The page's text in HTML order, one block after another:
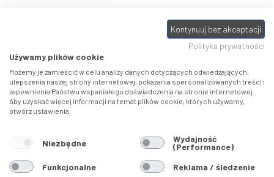
swój bon" na towary z oferty VELO, aktualnie dostępnej na stronie
, w ramach sprzedaży premiowej. Dowiedz się jak
stronie promocji. Prezentowana wartość
eBonu uwzględnia fakt wyrażenia - w procesie rejestracji w Panelu
klienta- zgody na otrzymywanie drogą mailową informacji handlowo-
marketingowe, np. newsletter rowerowy. W przypadku braku zgody
wartość eBonu zostanie obniżona o 10 zł.
Pamiętaj, że eBony za produkty SIDI dotyczą zakupów w sklepach
SIDI Center, produkty Castelli zakupów w placówkach tworzących
Castelli Center.
Kontynuuj bez akceptacji
Polityka prywatności
Używamy plików cookie
Możemy je zamieścić w celu analizy danych dotyczących odwiedzających,
ulepszenia naszej strony internetowej, pokazania spersonalizowanych treści i
zapewnienia Państwu wspaniałego doświadczenia na stronie internetowej.
Aby uzyskać więcej informacji na temat plików cookie, których używamy,
otwórz ustawienia.
Niezbędne Wydajność
(Performance)
Funkcjonalne
Reklama / śledzenie